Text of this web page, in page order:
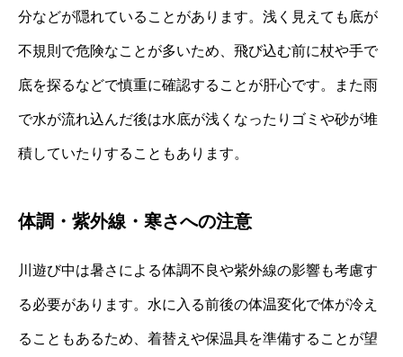
分などが隠れていることがあります。浅く見えても底が
不規則で危険なことが多いため、飛び込む前に杖や手で
底を探るなどで慎重に確認することが肝心です。また雨
で水が流れ込んだ後は水底が浅くなったりゴミや砂が堆
積していたりすることもあります。
体調・紫外線・寒さへの注意
川遊び中は暑さによる体調不良や紫外線の影響も考慮す
る必要があります。水に入る前後の体温変化で体が冷え
ることもあるため、着替えや保温具を準備することが望